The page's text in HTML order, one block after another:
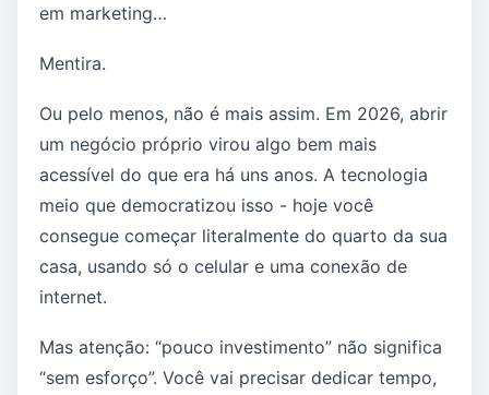
em marketing…
Mentira.
Ou pelo menos, não é mais assim. Em 2026, abrir
um negócio próprio virou algo bem mais
acessível do que era há uns anos. A tecnologia
meio que democratizou isso - hoje você
consegue começar literalmente do quarto da sua
casa, usando só o celular e uma conexão de
internet.
Mas atenção: “pouco investimento” não significa
“sem esforço”. Você vai precisar dedicar tempo,